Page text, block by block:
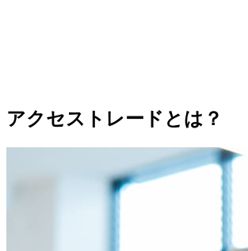
アクセストレードとは？